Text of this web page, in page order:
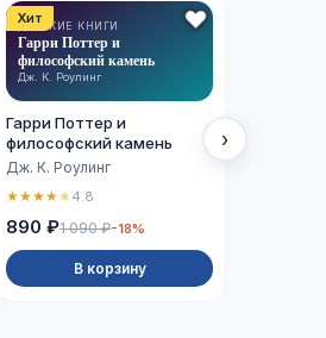
Хит
ДЕТСКИЕ КНИГИ
Гарри Поттер и
философский камень
Дж. К. Роулинг
Гарри Поттер и
философский камень
Дж. К. Роулинг
★★★★★4.8
890 ₽1 090 ₽-18%
В корзину
›